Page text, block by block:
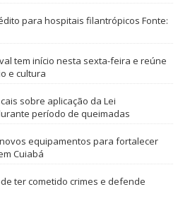
para hospitais filantrópicos Fonte:
tem início nesta sexta-feira e reúne
e cultura
sobre aplicação da Lei
período de queimadas
equipamentos para fortalecer
Cuiabá
ter cometido crimes e defende